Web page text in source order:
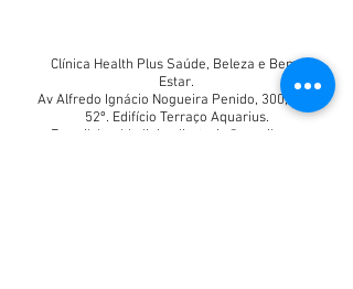
Clínica Health Plus Saúde, Beleza e Bem-
Estar.
Av Alfredo Ignácio Nogueira Penido, 300, sala
52º. Edifício Terraço Aquarius.
E-mail: healthclinicadiretoria@gmail.com